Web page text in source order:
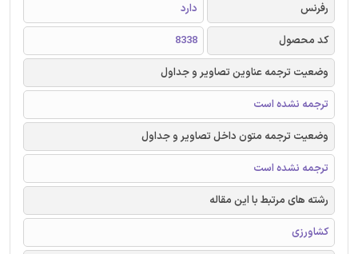
رفرنس
دارد
کد محصول
8338
وضعیت ترجمه عناوین تصاویر و جداول
ترجمه نشده است
وضعیت ترجمه متون داخل تصاویر و جداول
ترجمه نشده است
رشته های مرتبط با این مقاله
کشاورزی